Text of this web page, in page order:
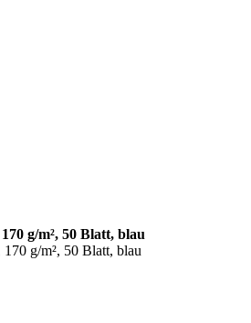
g/m², 50 Blatt, blau